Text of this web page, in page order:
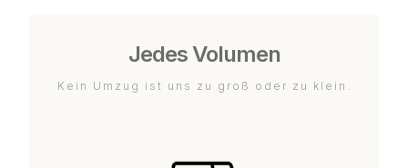
Jedes Volumen
Kein Umzug ist uns zu groß oder zu klein.